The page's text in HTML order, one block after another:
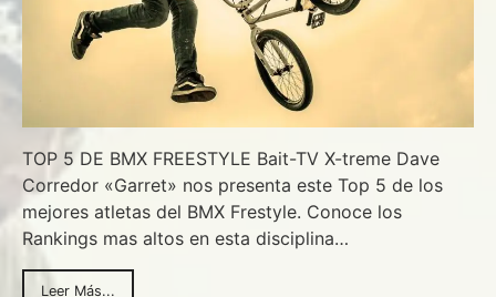
TOP 5 DE BMX FREESTYLE Bait-TV X-treme Dave
Corredor «Garret» nos presenta este Top 5 de los
mejores atletas del BMX Frestyle. Conoce los
Rankings mas altos en esta disciplina…
Leer Más...